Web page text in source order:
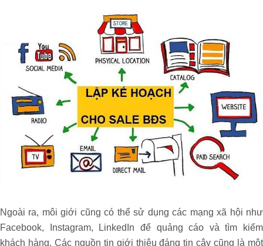
Ngoài ra, môi giới cũng có thể sử dụng các mạng xã hội như
Facebook, Instagram, LinkedIn để quảng cáo và tìm kiếm
khách hàng. Các nguồn tin giới thiệu đáng tin cậy cũng là một